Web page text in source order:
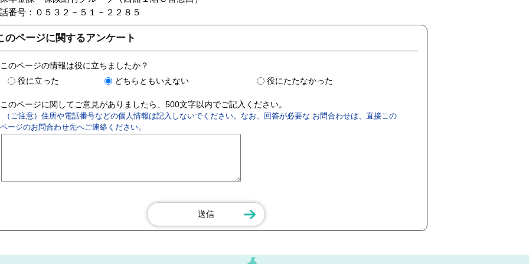
番号：０５３２－５１－２２８５
のページに関するアンケート
このページの情報は役に立ちましたか？
役に立った
どちらともいえない 役にたたなかった
このページに関してご意見がありましたら、500文字以内でご記入ください。
（ご注意）住所や電話番号などの個人情報は記入しないでください。なお、回答が必要な お問合わせは、直接この
ページのお問合わせ先へご連絡ください。